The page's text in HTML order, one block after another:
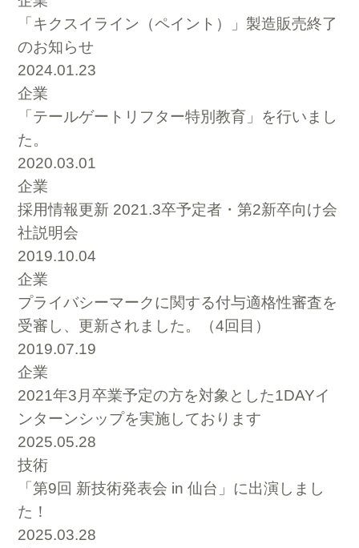
「キクスイライン（ペイント）」製造販売終了
のお知らせ
2024.01.23
企業
「テールゲートリフター特別教育」を行いまし
た。
2020.03.01
企業
採用情報更新 2021.3卒予定者・第2新卒向け会
社説明会
2019.10.04
企業
プライバシーマークに関する付与適格性審査を
受審し、更新されました。（4回目）
2019.07.19
企業
2021年3月卒業予定の方を対象とした1DAYイ
ンターンシップを実施しております
2025.05.28
技術
「第9回 新技術発表会 in 仙台」に出演しまし
た！
2025.03.28